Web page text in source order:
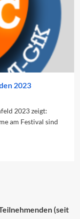
2023
2023 zeigt:
am Festival sind
(seit